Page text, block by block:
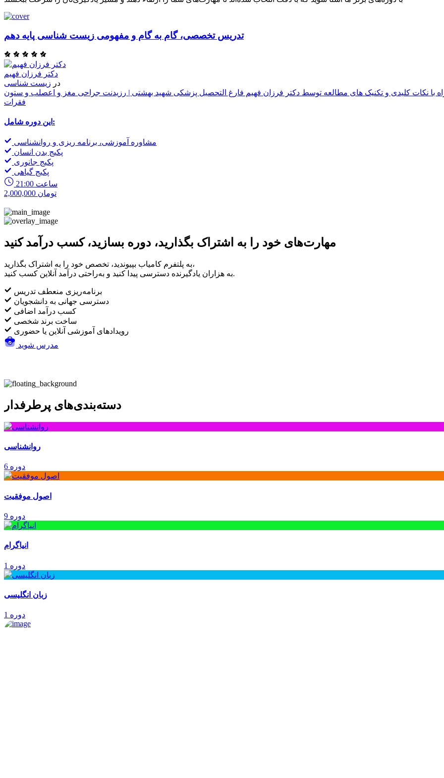
تدریس تخصصی، گام به گام و مفهومی زیست شناسی پایه دهم
دکتر فرزان فهیم
در زیست شناسی
نکات کلیدی و تکنیک های مطالعه توسط دکتر فرزان فهیم فارغ التحصیل پزشکی شهید بهشتی | رزیدنت جراحی مغز و اعصلب و ستون
فقرات
این دوره شامل:
مشاوره آموزشی، برنامه ریزی و روانشناسی
پکیج بدن انسان
پکیج جانوری
پکیج گیاهی
21:00 ساعت
2,000,000 تومان
مهارت‌های خود را به اشتراک بگذارید، دوره بسازید، کسب درآمد کنید
به پلتفرم کامیاب بپیوندید، تخصص خود را به اشتراک بگذارید،
به هزاران یادگیرنده دسترسی پیدا کنید و به‌راحتی درآمد آنلاین کسب کنید.
برنامه‌ریزی منعطف تدریس
دسترسی جهانی به دانشجویان
کسب درآمد اضافی
ساخت برند شخصی
رویدادهای آموزشی آنلاین یا حضوری
مدرس شوید
دسته‌بندی‌های پرطرفدار
روانشناسی
6 دوره
اصول موفقیت
9 دوره
انیاگرام
1 دوره
زبان انگلیسی
1 دوره